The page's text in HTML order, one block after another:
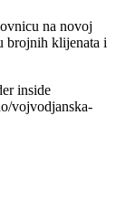
na novoj
brojnih klijenata i
inside
vojvodjanska-